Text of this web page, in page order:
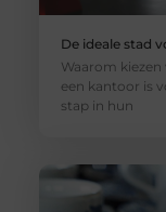
De ideale stad
Waarom
een kantoor is
stap in hun